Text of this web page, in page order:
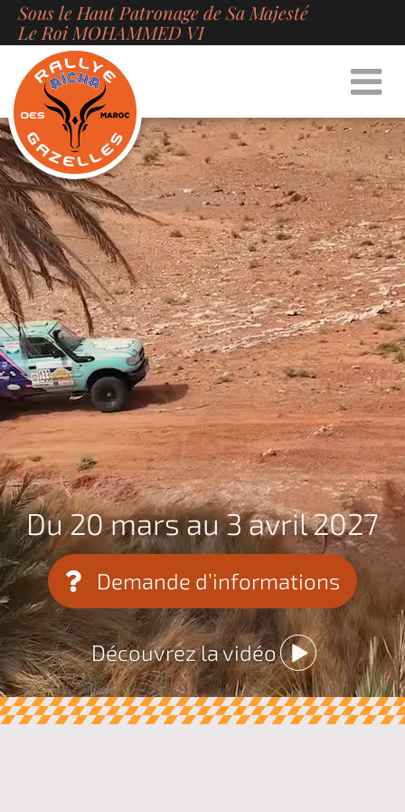
Passer
au
contenu
Sous le Haut Patronage de Sa Majesté
Le Roi MOHAMMED VI
Du 20 mars au 3 avril 2027
Demande d’informations
Découvrez la vidéo